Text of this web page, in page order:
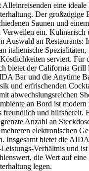
eine ideale
Der großzügige
Saunen und
Verweilen ein. Kulinarisch
Auswahl an Restaurants:
italienische Spezialitäten,
serviert. Für
bietet der California Grill
Bar und die Anytime
und erfrischenden
abwechslungsreichen
an Bord ist modern
freundlich und hilfsbereit.
Anzahl an
elektronischen
Insgesamt bietet die
Verhältnis und
die Wert auf
legen.